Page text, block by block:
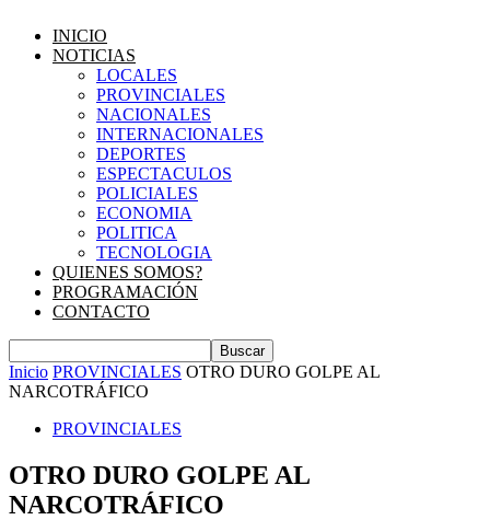
INICIO
NOTICIAS
LOCALES
PROVINCIALES
NACIONALES
INTERNACIONALES
DEPORTES
ESPECTACULOS
POLICIALES
ECONOMIA
POLITICA
TECNOLOGIA
QUIENES SOMOS?
PROGRAMACIÓN
CONTACTO
Inicio PROVINCIALES OTRO DURO GOLPE AL
NARCOTRÁFICO
PROVINCIALES
OTRO DURO GOLPE AL
NARCOTRÁFICO